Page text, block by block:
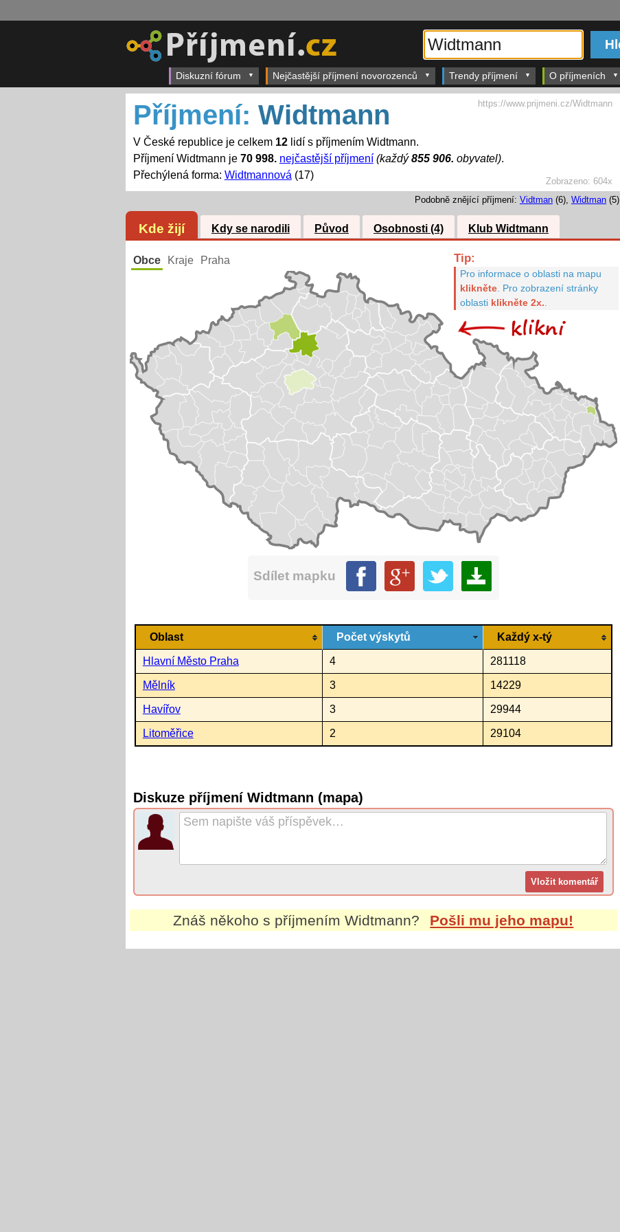
Diskuzní fórum Nejčastější příjmení novorozenců Trendy příjmení O příjmeních
Zobrazeno:604x
Příjmení: Widtmann
V České republice je celkem 12lidí s příjmením Widtmann.
Příjmení Widtmann je 70 998. nejčastější příjmení (každý855 906. obyvatel).
Přechýlená forma: Widtmannová (17)
https://www.prijmeni.cz/Widtmann
Podobně znějící příjmení: Vidtman (6), Widtman (5)
Kde žijí Kdy se narodili Původ Osobnosti (4) Klub Widtmann
Obce Kraje Praha Tip:
Pro informace o oblasti na mapu
klikněte. Pro zobrazení stránky
oblasti klikněte 2x.
Sdílet mapku
Oblast Počet výskytů Každý x-tý
Hlavní Město Praha 4 281118
Mělník 3 14229
Havířov 3 29944
Litoměřice 2 29104
Diskuze příjmení Widtmann (mapa)
Znáš někoho s příjmenímWidtmann? Pošli mu jeho mapu!